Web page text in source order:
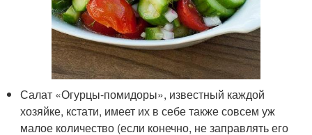
Салат «Огурцы-помидоры», известный каждой
хозяйке, кстати, имеет их в себе также совсем уж
малое количество (если конечно, не заправлять его